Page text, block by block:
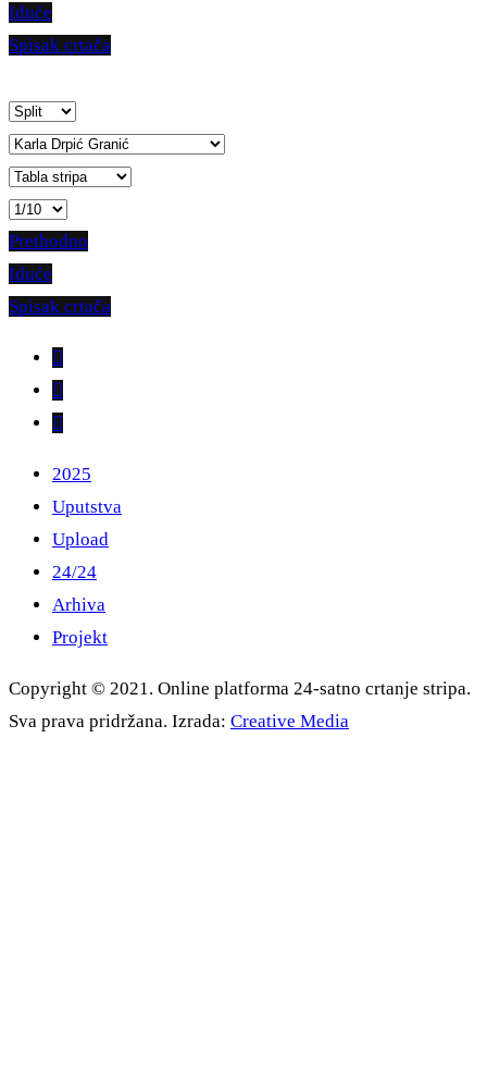
Iduće
Spisak crtača
Prethodno
Iduće
Spisak crtača
2025
Uputstva
Upload
24/24
Arhiva
Projekt
Copyright © 2021. Online platforma 24-satno crtanje stripa.
Sva prava pridržana. Izrada: Creative Media